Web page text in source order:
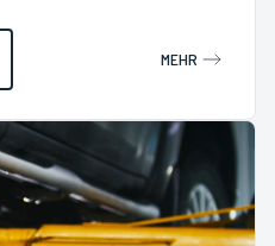
MEHR